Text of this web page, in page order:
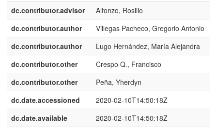
dc.contributor.advisor
Alfonzo, Rosilio
dc.contributor.author
Villegas Pacheco, Gregorio Antonio
dc.contributor.author
Lugo Hernández, María Alejandra
dc.contributor.other
Crespo Q., Francisco
dc.contributor.other
Peña, Yherdyn
dc.date.accessioned
2020-02-10T14:50:18Z
dc.date.available
2020-02-10T14:50:18Z